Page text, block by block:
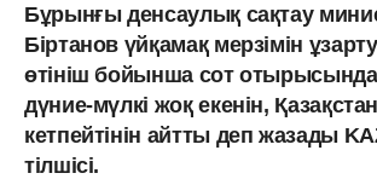
Бұрынғы денсаулық сақтау
Біртанов үйқамақ мерзімін
өтініш бойынша сот
дүние-мүлкі жоқ екенін,
кетпейтінін айтты деп жазады
тілшісі.